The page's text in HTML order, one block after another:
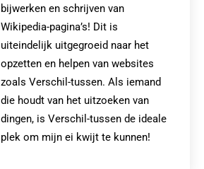
bijwerken en schrijven van
Wikipedia-pagina’s! Dit is
uiteindelijk uitgegroeid naar het
opzetten en helpen van websites
zoals Verschil-tussen. Als iemand
die houdt van het uitzoeken van
dingen, is Verschil-tussen de ideale
plek om mijn ei kwijt te kunnen!